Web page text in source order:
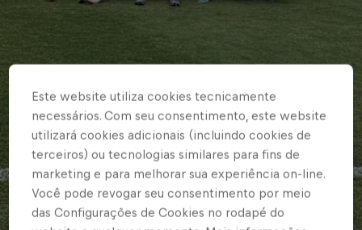
Este website utiliza cookies tecnicamente
necessários. Com seu consentimento, este website
utilizará cookies adicionais (incluindo cookies de
terceiros) ou tecnologias similares para fins de
marketing e para melhorar sua experiência on-line.
Você pode revogar seu consentimento por meio
das Configurações de Cookies no rodapé do